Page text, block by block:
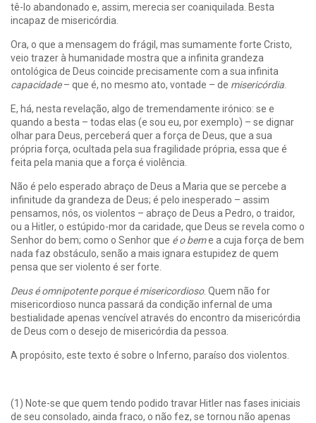
tê-lo abandonado e, assim, merecia ser coaniquilada. Besta
incapaz de misericórdia.
Ora, o que a mensagem do frágil, mas sumamente forte Cristo,
veio trazer à humanidade mostra que a infinita grandeza
ontológica de Deus coincide precisamente com a sua infinita
capacidade– que é, no mesmo ato, vontade – de misericórdia
E, há, nesta revelação, algo de tremendamente irónico: se e
quando a besta – todas elas (e sou eu, por exemplo) – se dignar
olhar para Deus, perceberá quer a força de Deus, que a sua
própria força, ocultada pela sua fragilidade própria, essa que é
feita pela mania que a força é violência.
Não é pelo esperado abraço de Deus a Maria que se percebe a
infinitude da grandeza de Deus; é pelo inesperado – assim
pensamos, nós, os violentos – abraço de Deus a Pedro, o traidor,
ou a Hitler, o estúpido-mor da caridade, que Deus se revela como o
Senhor do bem; como o Senhor que é o beme a cuja força de bem
nada faz obstáculo, senão a mais ignara estupidez de quem
pensa que ser violento é ser forte.
Deus é omnipotente porque é misericordioso. Quem não for
misericordioso nunca passará da condição infernal de uma
bestialidade apenas vencível através do encontro da misericórdia
de Deus com o desejo de misericórdia da pessoa.
A propósito, este texto é sobre o Inferno, paraíso dos violentos.
(1) Note-se que quem tendo podido travar Hitler nas fases iniciais
de seu consolado, ainda fraco, o não fez, se tornou não apenas